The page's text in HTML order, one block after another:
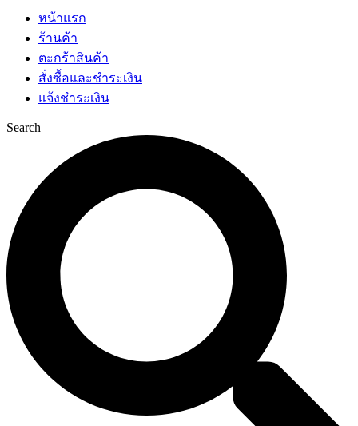
หน้าแรก
ร้านค้า
ตะกร้าสินค้า
สั่งซื้อและชำระเงิน
แจ้งชำระเงิน
Search